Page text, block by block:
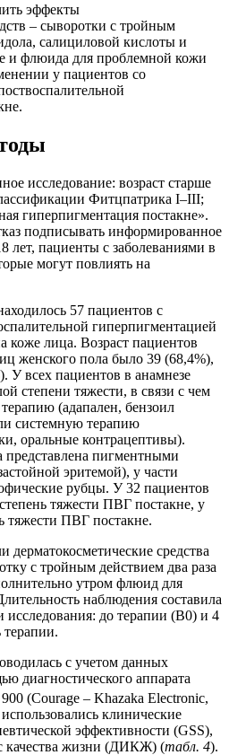
эффекты
– сыворотки с тройным
салициловой кислоты и
и флюида для проблемной кожи
у пациентов со
исследование: возраст старше
Фитцпатрика I–III;
гиперпигментация постакне».
подписывать информированное
лет, пациенты с заболеваниями в
могут повлиять на
57 пациентов с
гиперпигментацией
коже лица. Возраст пациентов
женского пола было 39 (68,4%),
У всех пациентов в анамнезе
степени тяжести, в связи с чем
(адапален, бензоил
системную терапию
оральные контрацептивы).
представлена пигментными
эритемой), у части
рубцы. У 32 пациентов
тяжести ПВГ постакне, у
тяжести ПВГ постакне.
дерматокосметические средства
с тройным действием два раза
утром флюид для
наблюдения составила
исследования: до терапии (В0) и 4
с учетом данных
диагностического аппарата
(Courage – Khazaka Electronic,
клинические
эффективности (GSS),
качества жизни (ДИКЖ) (табл. 4).